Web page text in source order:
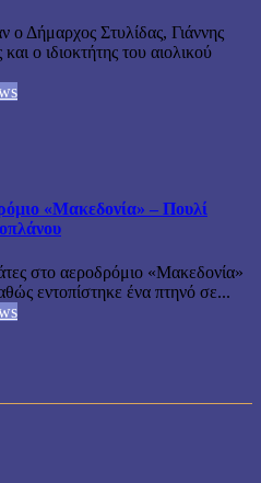
ο Δήμαρχος Στυλίδας, Γιάννης
ο ιδιοκτήτης του αιολικού
«Μακεδονία» – Πουλί
στο αεροδρόμιο «Μακεδονία»
εντοπίστηκε ένα πτηνό σε...